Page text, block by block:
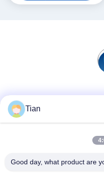
Telefono
Tian
Good day, what product are